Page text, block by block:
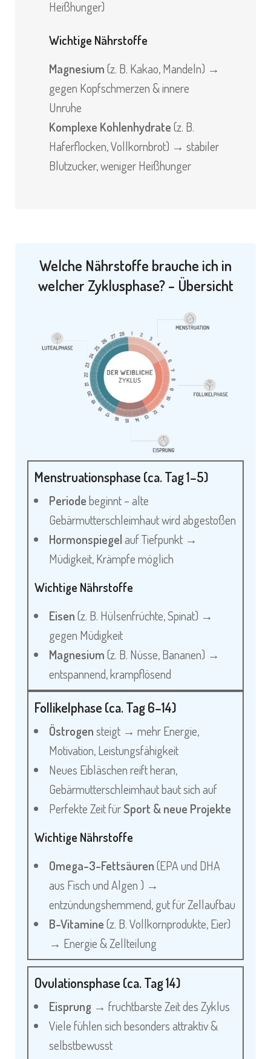
Heißhunger)
Wichtige Nährstoffe
Magnesium(z. B. Kakao, Mandeln) →
gegen Kopfschmerzen & innere
Unruhe
Komplexe Kohlenhydrate(z. B.
Haferflocken, Vollkornbrot) → stabiler
Blutzucker, weniger Heißhunger
Welche Nährstoffe brauche ich in
welcher Zyklusphase? – Übersicht
Menstruationsphase (ca. Tag 1–5)
Periodebeginnt – alte
Gebärmutterschleimhaut wird abgestoßen
Hormonspiegelauf Tiefpunkt →
Müdigkeit, Krämpfe möglich
Wichtige Nährstoffe
Eisen(z. B. Hülsenfrüchte, Spinat) →
gegen Müdigkeit
Magnesium(z. B. Nüsse, Bananen) →
entspannend, krampflösend
Follikelphase (ca. Tag 6–14)
Östrogensteigt → mehr Energie,
Motivation, Leistungsfähigkeit
Neues Eibläschen reift heran,
Gebärmutterschleimhaut baut sich auf
Perfekte Zeit fürSport & neue Projekte
Wichtige Nährstoffe
Omega-3-Fettsäuren(EPA und DHA
aus Fisch und Algen) →
entzündungshemmend, gut für Zellaufbau
B-Vitamine(z. B. Vollkornprodukte, Eier)
→ Energie & Zellteilung
Ovulationsphase (ca. Tag 14)
Eisprung → fruchtbarste Zeit des Zyklus
Viele fühlen sich besonders attraktiv &
selbstbewusst